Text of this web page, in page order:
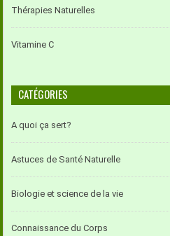
Thérapies Naturelles
Vitamine C
CATÉGORIES
A quoi ça sert?
Astuces de Santé Naturelle
Biologie et science de la vie
Connaissance du Corps